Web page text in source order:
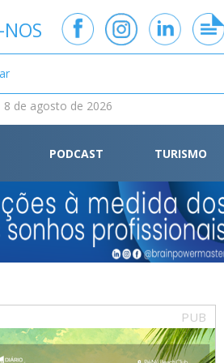
8 de agosto de 2026
PODCAST TURISMO
PUB